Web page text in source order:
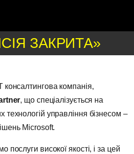
ЗАКРИТА»
консалтингова компанія,
, що спеціалізується на
технологій управління бізнесом –
Microsoft.
високої якості, і за цей